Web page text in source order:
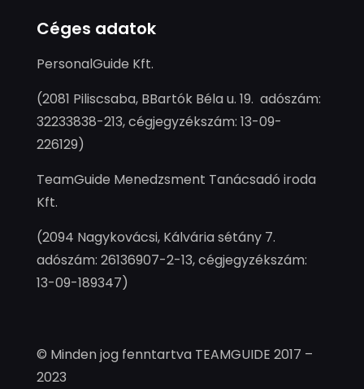
Céges adatok
PersonalGuide Kft.
(2081 Piliscsaba, BBartók Béla u. 19. adószám:
32233838-213, cégjegyzékszám: 13-09-
226129)
TeamGuide Menedzsment Tanácsadó iroda
Kft.
(2094 Nagykovácsi, Kálvária sétány 7.
adószám: 26136907-2-13, cégjegyzékszám:
13-09-189347)
© Minden jog fenntartva TEAMGUIDE 2017 –
2023